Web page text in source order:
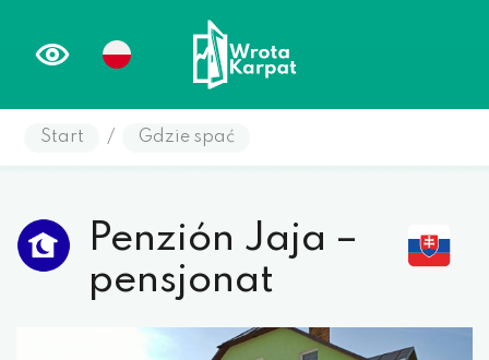
Start / Gdzie spać
Penzión Jaja –
pensjonat